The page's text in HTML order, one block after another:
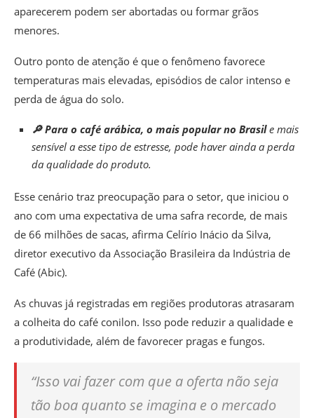
aparecerem podem ser abortadas ou formar grãos
menores.
Outro ponto de atenção é que o fenômeno favorece
temperaturas mais elevadas, episódios de calor intenso e
perda de água do solo.
🔎 Para o café arábica, o mais popular no Brasile mais
sensível a esse tipo de estresse, pode haver ainda a perda
da qualidade do produto.
Esse cenário traz preocupação para o setor, que iniciou o
ano com uma expectativa de uma safra recorde, de mais
de 66 milhões de sacas, afirma Celírio Inácio da Silva,
diretor executivo da Associação Brasileira da Indústria de
Café (Abic).
As chuvas já registradas em regiões produtoras atrasaram
a colheita do café conilon. Isso pode reduzir a qualidade e
a produtividade, além de favorecer pragas e fungos.
“Isso vai fazer com que a oferta não seja
tão boa quanto se imagina e o mercado